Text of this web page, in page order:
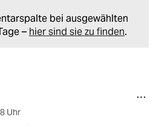
bei ausgewählten
– hier sind sie zu finden.
Uhr